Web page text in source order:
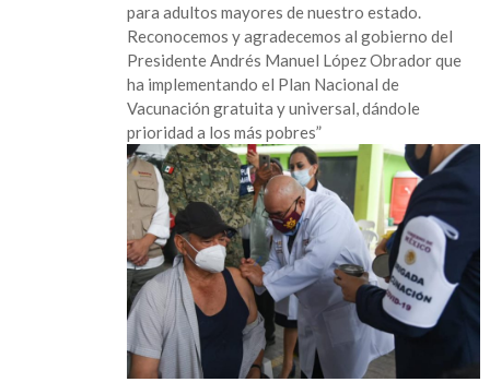
para adultos mayores de nuestro estado.
Reconocemos y agradecemos al gobierno del
Presidente Andrés Manuel López Obrador que
ha implementando el Plan Nacional de
Vacunación gratuita y universal, dándole
prioridad a los más pobres”